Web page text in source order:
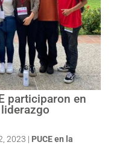
participaron en
2023 | PUCE en la